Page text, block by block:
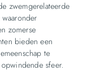
zwemgerelateerde
zomerse
bieden een
te
sfeer.